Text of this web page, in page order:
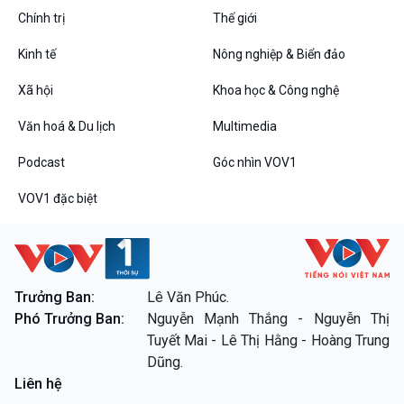
Câu chuyện Thể thao
Infographic
Bình luận
10 phút Sự kiện - Luận bàn
Diễn đàn chủ nhật
Chân dung cuộc sống
Chính trị Thế giới
Kinh tế Nông nghiệp & Biển đảo
Xã hội Khoa học & Công nghệ
Văn hoá & Du lịch Multimedia
Podcast Góc nhìn VOV1
VOV1 đặc biệt
Trưởng Ban:
Lê Văn Phúc.
Phó Trưởng Ban:
Nguyễn Mạnh Thắng - Nguyễn Thị
Tuyết Mai - Lê Thị Hằng - Hoàng Trung
Dũng.
Liên hệ